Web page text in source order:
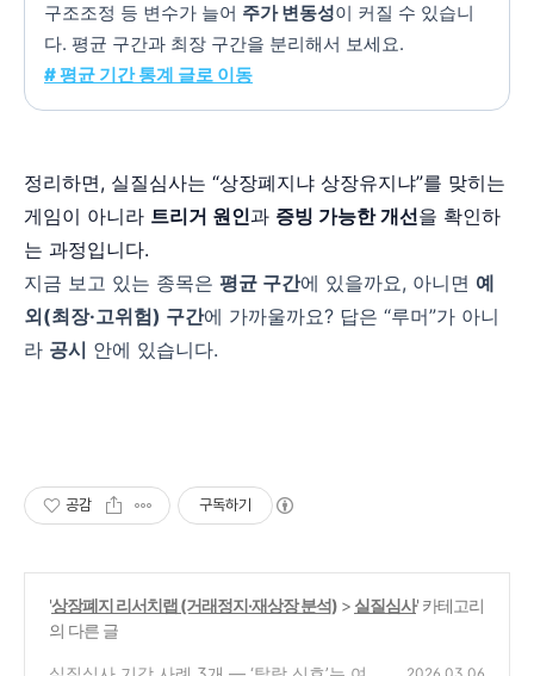
구조조정 등 변수가 늘어 주가 변동성이 커질 수 있습니
다. 평균 구간과 최장 구간을 분리해서 보세요.
# 평균 기간 통계 글로 이동
정리하면, 실질심사는 “상장폐지냐 상장유지냐”를 맞히는
게임이 아니라 트리거 원인과 증빙 가능한 개선을 확인하
는 과정입니다.
지금 보고 있는 종목은 평균 구간에 있을까요, 아니면 예
외(최장·고위험) 구간에 가까울까요? 답은 “루머”가 아니
라 공시 안에 있습니다.
공감 구독하기
'상장폐지 리서치랩 (거래정지·재상장 분석) > 실질심사' 카테고리
의 다른 글